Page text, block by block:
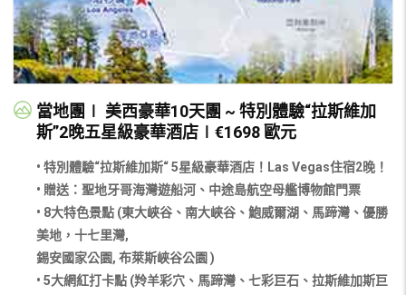
當地團∣ 美西豪華10天團 ~ 特別體驗“拉斯維加
斯”2晚五星級豪華酒店∣€1698 歐元
• 特別體驗“拉斯維加斯“ 5星級豪華酒店！Las Vegas住宿2晚！
• 贈送：聖地牙哥海灣遊船河、中途島航空母艦博物館門票
• 8大特色景點 (東大峽谷、南大峽谷、鮑威爾湖、馬蹄灣、優勝
美地，十七里灣,
錫安國家公園, 布萊斯峽谷公園 )
• 5大網紅打卡點 (羚羊彩穴、馬蹄灣、七彩巨石、拉斯維加斯巨